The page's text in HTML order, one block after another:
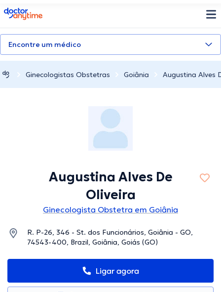
doctoranytime
Encontre um médico
Ginecologistas Obstetras Goiânia Augustina Alves
Augustina Alves De
Oliveira
Ginecologista Obstetra em Goiânia
R. P-26, 346 - St. dos Funcionários, Goiânia - GO,
74543-400, Brazil, Goiânia, Goiás (GO)
Ligar agora